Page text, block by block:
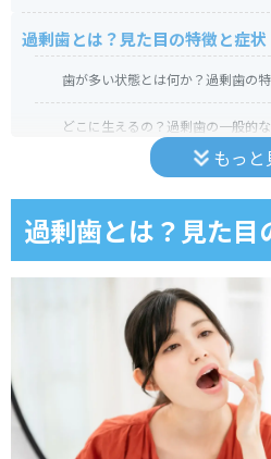
過剰歯とは？見た目の特徴と症状
歯が多い状態とは何か？過剰歯の
どこに生えるの？過剰歯の一般的
過剰歯がある芸能人一覧
ダイアン津田さんの特徴的な過剰
過剰歯の治療方法
抜歯が必要なケースとそのタイミン
矯正治療で対応できる過剰歯の状態
過剰歯は放置しても大丈夫？
放置するとどうなる？考えられるリ
もっと
過剰歯とは？見た目